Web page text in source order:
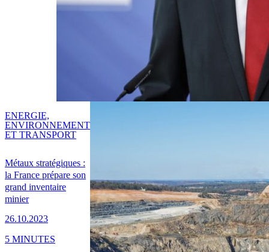
Métaux stratégiques :
la France prépare son
grand inventaire
minier
26.10.2023
ENERGIE,
ENVIRONNEMENT
ET TRANSPORT
5 MINUTES